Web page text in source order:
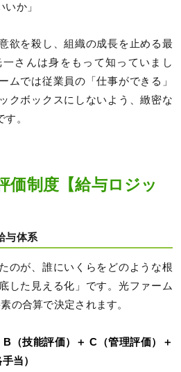
か」
欲を殺し、組織の成長を止める最
さんは身をもって知っていまし
ムでは従業員の「仕事ができる」
クボックスにしないよう、緻密な
。
価制度【給与ロジッ
与体系
のが、誰にいくらをどのような根
した見える化」です。光ファーム
の合算で決定されます。
技能評価）＋ C（管理評価）＋
当）